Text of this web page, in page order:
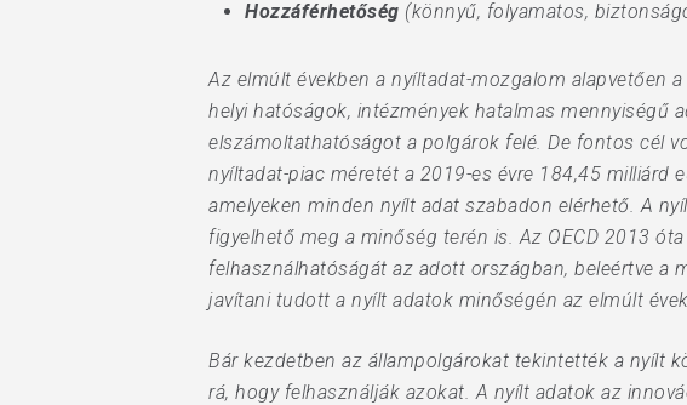
Hozzáférhetőség (könnyű, folyamatos,
Az elmúlt években a nyíltadat-mozgalom alapvetően
helyi hatóságok, intézmények hatalmas mennyiségű
elszámoltathatóságot a polgárok felé. De fontos cél
nyíltadat-piac méretét a 2019-es évre 184,45 milliárd
amelyeken minden nyílt adat szabadon elérhető. A
figyelhető meg a minőség terén is. Az OECD 2013
felhasználhatóságát az adott országban, beleértve
javítani tudott a nyílt adatok minőségén az elmúlt
Bár kezdetben az állampolgárokat tekintették a nyílt
rá, hogy felhasználják azokat. A nyílt adatok az